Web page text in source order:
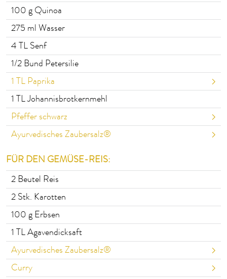
100 g Quinoa
275 ml Wasser
4 TL Senf
1/2 Bund Petersilie
1 TL Paprika
1 TL Johannisbrotkernmehl
Pfeffer schwarz
Ayurvedisches Zaubersalz®
FÜR DEN GEMÜSE-REIS:
2 Beutel Reis
2 Stk. Karotten
100 g Erbsen
1 TL Agavendicksaft
Ayurvedisches Zaubersalz®
Curry